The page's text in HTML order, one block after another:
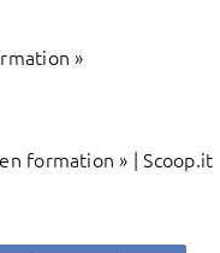
»
formation » | Scoop.it